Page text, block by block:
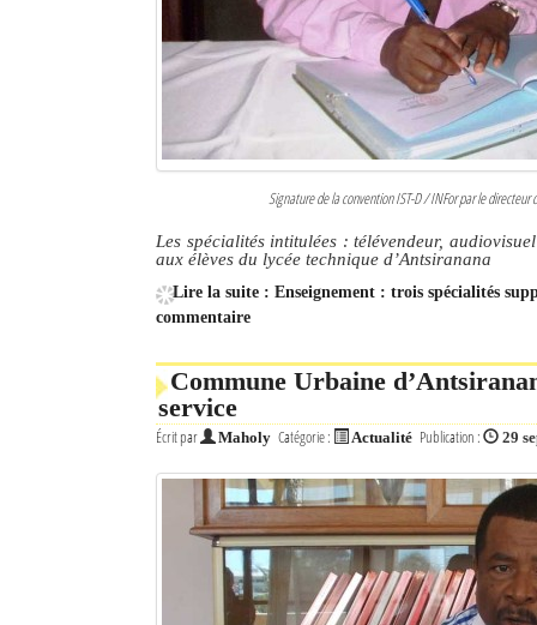
Signature de la convention IST-D / INFor par le directeur
Les spécialités intitulées : télévendeur,
aux élèves du lycée technique d’Antsiranana
Lire la suite : Enseignement : trois spécialités
commentaire
Commune Urbaine
service
Écrit par Maholy Catégorie : Actualité Publication : 29